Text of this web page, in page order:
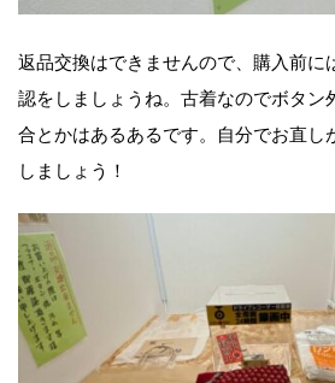
返品交換はできませんので、購入前に
認をしましょうね。古着なのでボタン
合とかはあるあるです。自分でお直し
しましょう！